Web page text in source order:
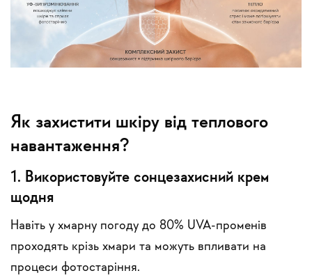
Як захистити шкіру від теплового
навантаження?
1. Використовуйте сонцезахисний крем
щодня
Навіть у хмарну погоду до 80% UVA-променів
проходять крізь хмари та можуть впливати на
процеси фотостаріння.